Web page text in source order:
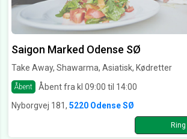
Saigon Marked Odense SØ
Take Away, Shawarma, Asiatisk, Kødretter
Åbent Åbent fra kl 09:00 til 14:00
Nyborgvej 181, 5220 Odense SØ